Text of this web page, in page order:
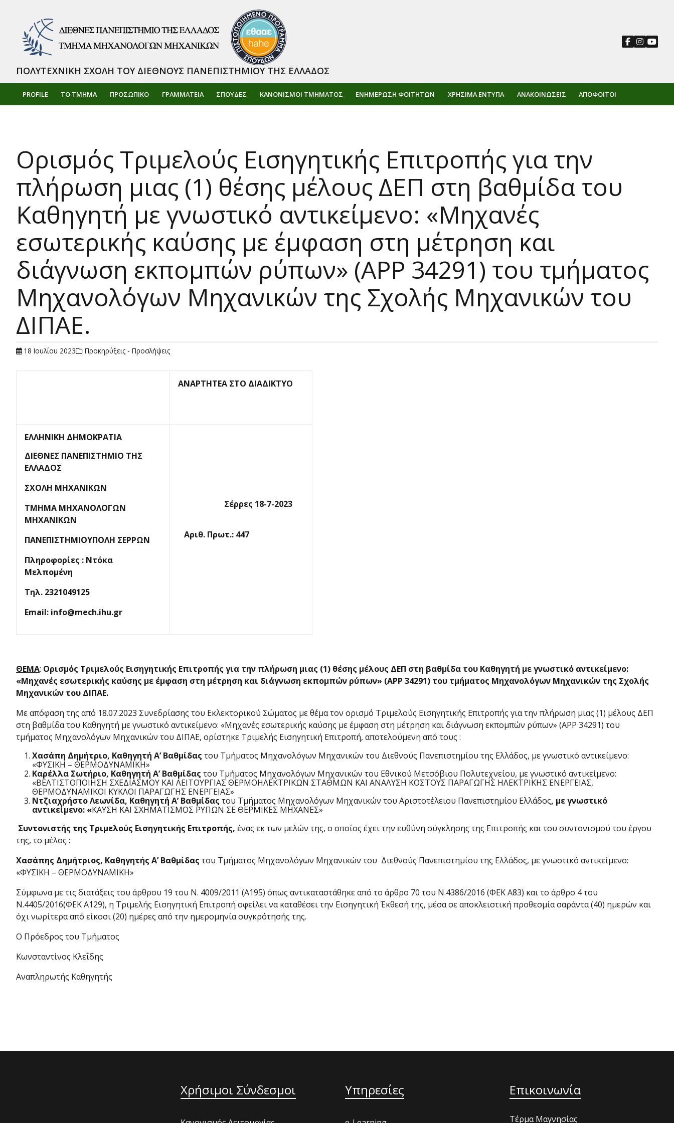
PROFILE ΤΟ ΤΜΗΜΑ ΠΡΟΣΩΠΙΚΌ ΓΡΑΜΜΑΤΕΙΑ ΣΠΟΥΔΕΣ ΚΑΝΟΝΙΣΜΟΙ ΤΜΗΜΑΤΟΣ ΕΝΗΜΈΡΩΣΗ ΦΟΙΤΗΤΏΝ ΧΡΉΣΙΜΑ ΈΝΤΥΠΑ ΑΝΑΚΟΙΝΏΣΕΙΣ ΑΠΌΦΟΙΤΟΙ
ΠΟΛΥΤΕΧΝΙΚΗ ΣΧΟΛΗ ΤΟΥ ΔΙΕΘΝΟΥΣ ΠΑΝΕΠΙΣΤΗΜΙΟΥ ΤΗΣ ΕΛΛΑΔΟΣ
Ορισμός Τριμελούς Εισηγητικής Επιτροπής για την
πλήρωση μιας (1) θέσης μέλους ΔΕΠ στη βαθμίδα του
Καθηγητή με γνωστικό αντικείμενο: «Μηχανές
εσωτερικής καύσης με έμφαση στη μέτρηση και
διάγνωση εκπομπών ρύπων» (ΑΡΡ 34291) του τμήματος
Μηχανολόγων Μηχανικών της Σχολής Μηχανικών του
ΔΙΠΑΕ.
18 Ιουλίου 2023 Προκηρύξεις - Προσλήψεις
ΑΝΑΡΤΗΤΕΑ ΣΤΟ ΔΙΑΔΙΚΤΥΟ
ΕΛΛΗΝΙΚΗ ΔΗΜΟΚΡΑΤΙΑ
ΔΙΕΘΝΕΣ ΠΑΝΕΠΙΣΤΗΜΙΟ ΤΗΣ
ΕΛΛΑΔΟΣ
ΣΧΟΛΗ ΜΗΧΑΝΙΚΩΝ
ΤΜΗΜΑ ΜΗΧΑΝΟΛΟΓΩΝ
ΜΗΧΑΝΙΚΩΝ
ΠΑΝΕΠΙΣΤΗΜΙΟΥΠΟΛΗ ΣΕΡΡΩΝ
Πληροφορίες : Ντόκα
Μελπομένη
Τηλ. 2321049125
Email: info@mech.ihu.gr
Σέρρες 18-7-2023
Αριθ. Πρωτ.: 447
ΘΕΜΑ: Ορισμός Τριμελούς Εισηγητικής Επιτροπής για την πλήρωση μιας (1) θέσης μέλους ΔΕΠ στη βαθμίδα του Καθηγητή με γνωστικό αντικείμενο:
«Μηχανές εσωτερικής καύσης με έμφαση στη μέτρηση και διάγνωση εκπομπών ρύπων» (ΑΡΡ 34291) του τμήματος Μηχανολόγων Μηχανικών της Σχολής
Μηχανικών του ΔΙΠΑΕ.
Με απόφαση της από 18.07.2023 Συνεδρίασης του Εκλεκτορικού Σώματος με θέμα τον ορισμό Τριμελούς Εισηγητικής Επιτροπής για την πλήρωση μιας (1) μέλους ΔΕΠ
στη βαθμίδα του Καθηγητή με γνωστικό αντικείμενο: «Μηχανές εσωτερικής καύσης με έμφαση στη μέτρηση και διάγνωση εκπομπών ρύπων» (ΑΡΡ 34291) του
τμήματος Μηχανολόγων Μηχανικών του ΔΙΠΑΕ, ορίστηκε Τριμελής Εισηγητική Επιτροπή, αποτελούμενη από τους :
Χασάπη Δημήτριο, Καθηγητή Α’ Βαθμίδας του Τμήματος Μηχανολόγων Μηχανικών του Διεθνούς Πανεπιστημίου της Ελλάδος, με γνωστικό αντικείμενο:
«ΦΥΣΙΚΗ – ΘΕΡΜΟΔΥΝΑΜΙΚΗ»
Καρέλλα Σωτήριο, Καθηγητή Α’ Βαθμίδας του Τμήματος Μηχανολόγων Μηχανικών του Εθνικού Μετσόβιου Πολυτεχνείου, με γνωστικό αντικείμενο:
«ΒΕΛΤΙΣΤΟΠΟΙΗΣΗ ΣΧΕΔΙΑΣΜΟΥ ΚΑΙ ΛΕΙΤΟΥΡΓΙΑΣ ΘΕΡΜΟΗΛΕΚΤΡΙΚΩΝ ΣΤΑΘΜΩΝ ΚΑΙ ΑΝΑΛΥΣΗ ΚΟΣΤΟΥΣ ΠΑΡΑΓΩΓΗΣ ΗΛΕΚΤΡΙΚΗΣ ΕΝΕΡΓΕΙΑΣ,
ΘΕΡΜΟΔΥΝΑΜΙΚΟΙ ΚΥΚΛΟΙ ΠΑΡΑΓΩΓΗΣ ΕΝΕΡΓΕΙΑΣ»
Ντζιαχρήστο Λεωνίδα, Καθηγητή Α’ Βαθμίδας του Τμήματος Μηχανολόγων Μηχανικών του Αριστοτέλειου Πανεπιστημίου Ελλάδος, με γνωστικό
αντικείμενο: «ΚΑΥΣΗ ΚΑΙ ΣΧΗΜΑΤΙΣΜΟΣ ΡΥΠΩΝ ΣΕ ΘΕΡΜΙΚΕΣ ΜΗΧΑΝΕΣ»
Συντονιστής της Τριμελούς Εισηγητικής Επιτροπής, ένας εκ των μελών της, ο οποίος έχει την ευθύνη σύγκλησης της Επιτροπής και του συντονισμού του έργου
της, το μέλος :
Χασάπης Δημήτριος, Καθηγητής Α’ Βαθμίδας του Τμήματος Μηχανολόγων Μηχανικών του Διεθνούς Πανεπιστημίου της Ελλάδος, με γνωστικό αντικείμενο:
«ΦΥΣΙΚΗ – ΘΕΡΜΟΔΥΝΑΜΙΚΗ»
Σύμφωνα με τις διατάξεις του άρθρου 19 του Ν. 4009/2011 (Α΄195) όπως αντικαταστάθηκε από το άρθρο 70 του Ν.4386/2016 (ΦΕΚ Α΄83) και το άρθρο 4 του
Ν.4405/2016(ΦΕΚ Α΄129), η Τριμελής Εισηγητική Επιτροπή οφείλει να καταθέσει την Εισηγητική Έκθεσή της, μέσα σε αποκλειστική προθεσμία σαράντα (40) ημερών και
όχι νωρίτερα από είκοσι (20) ημέρες από την ημερομηνία συγκρότησής της.
Ο Πρόεδρος του Τμήματος
Κωνσταντίνος Κλεΐδης
Αναπληρωτής Καθηγητής
Χρήσιμοι Σύνδεσμοι Υπηρεσίες Επικοινωνία
Τέρμα Μαγνησίας